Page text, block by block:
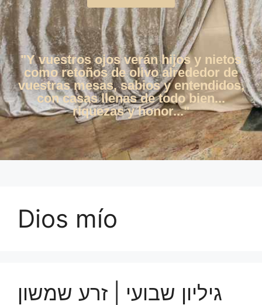
"Y vuestros ojos verán hijos y nietos
como retoños de olivo alrededor de
vuestras mesas, sabios y entendidos,
con casas llenas de todo bien...
riquezas y honor..."
Dios mío
גיליון שבועי | זרע שמשון